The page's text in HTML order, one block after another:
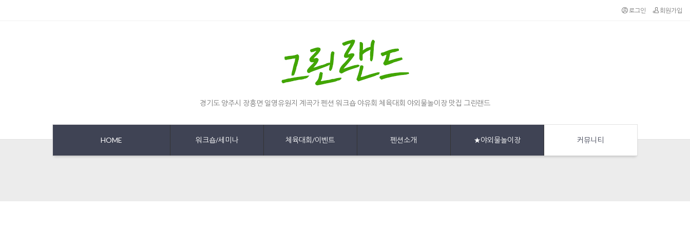
로그인 회원가입
경기도 양주시 장흥면 일영유원지 계곡가 펜션 워크숍 야유회 체육대회 야외물놀이장 맛집 그린랜드
HOME 워크숍/세미나 체육대회/이벤트 펜션소개 ★야외물놀이장 커뮤니티